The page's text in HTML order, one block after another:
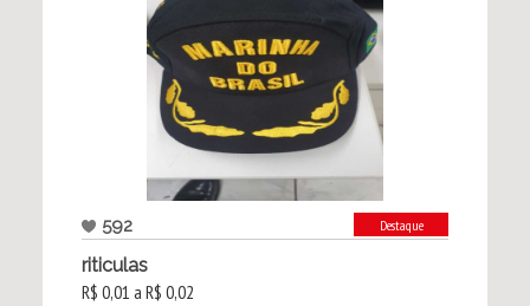
592 Destaque
riticulas
R$ 0,01 a R$ 0,02